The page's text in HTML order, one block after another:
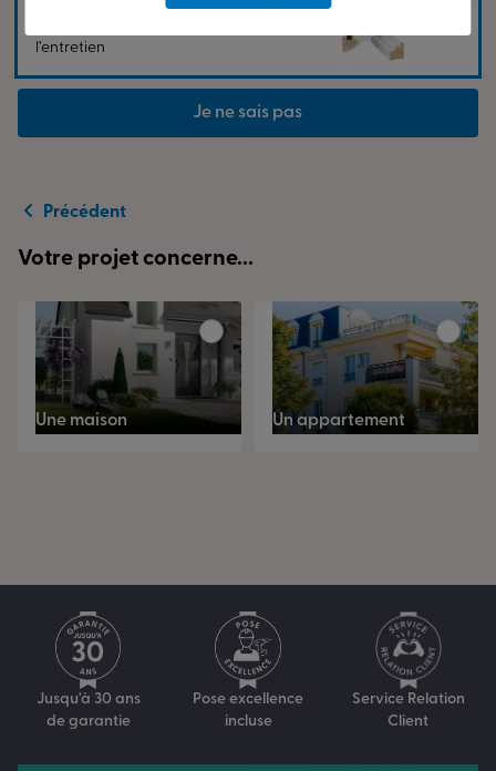
l’entretien
Je ne sais pas
Précédent
Votre projet concerne...
Une maison Un appartement
Jusqu'à 30 ans
de garantie
Pose excellence
incluse
Service Relation
Client